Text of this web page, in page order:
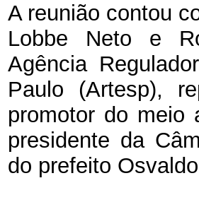
A reunião contou
Lobbe Neto e
Agência
Paulo (Artesp),
promotor do meio
presidente da
do prefeito